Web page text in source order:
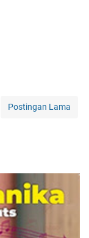
Postingan Lama